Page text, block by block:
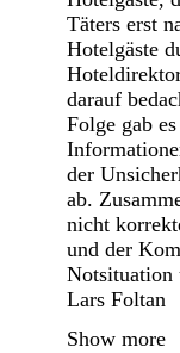
Täters erst
Hotelgäste
darauf
Folge gab
der
ab.
nicht
und der
Notsituation
Lars Foltan
Show more